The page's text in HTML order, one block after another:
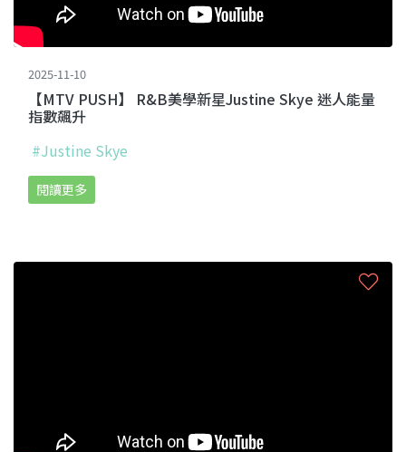
2025-11-10
【MTV PUSH】 R&B美學新星Justine Skye 迷人能量
指數飆升
#Justine Skye
閱讀更多